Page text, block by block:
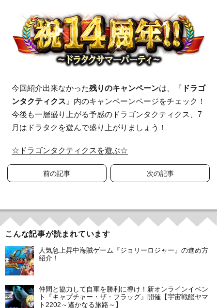
今回紹介出来なかった残りのキャンペーンは、『 ドラゴ
ンタクティクス』内のキャンペーンページをチェック！
今後も一層盛り上がる予感のドラゴンタクティクス、7
月はドラタクを遊んで盛り上がりましょう！
☆ドラゴンタクティクスを遊ぶ☆
ナ
ビ
ゲ
ー
シ
前の記事 次の記事
こんな記事が読まれています
人気急上昇中海賊ゲーム『ジョリーロジャー』の進め方
紹介！
仲間と協力して自軍を勝利に導け！新オンラインイベン
ト『キャプチャー・ザ・フラッグ』開催【宇宙戦艦ヤマ
ト2202～遙かなる旅路～】